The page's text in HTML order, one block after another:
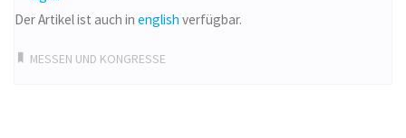
Der Artikel ist auch inenglish verfügbar.
MESSEN UND KONGRESSE